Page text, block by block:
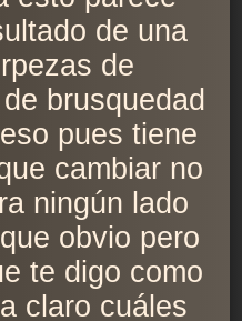
de una
de
brusquedad
pues tiene
cambiar no
ningún lado
obvio pero
te digo como
claro cuáles